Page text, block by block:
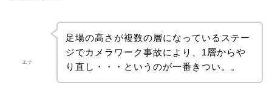
エナ
足場の高さが複数の層になっているステー
ジでカメラワーク事故により、1層からや
り直し・・・というのが一番きつい。。